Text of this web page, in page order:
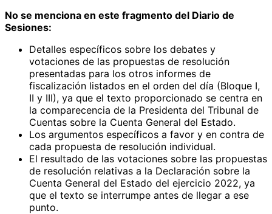
No se menciona en este fragmento del Diario de
Sesiones:
Detalles específicos sobre los debates y
votaciones de las propuestas de resolución
presentadas para los otros informes de
fiscalización listados en el orden del día (Bloque I,
II y III), ya que el texto proporcionado se centra en
la comparecencia de la Presidenta del Tribunal de
Cuentas sobre la Cuenta General del Estado.
Los argumentos específicos a favor y en contra de
cada propuesta de resolución individual.
El resultado de las votaciones sobre las propuestas
de resolución relativas a la Declaración sobre la
Cuenta General del Estado del ejercicio 2022, ya
que el texto se interrumpe antes de llegar a ese
punto.